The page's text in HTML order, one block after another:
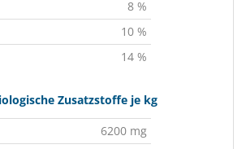
8 %
10 %
14 %
Zusatzstoffe je kg
6200 mg